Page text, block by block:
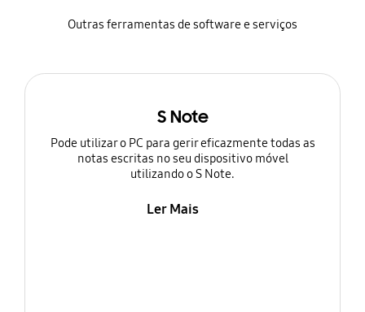
Outras ferramentas de software e serviços
S Note
Pode utilizar o PC para gerir eficazmente todas as
notas escritas no seu dispositivo móvel
utilizando o S Note.
Ler Mais